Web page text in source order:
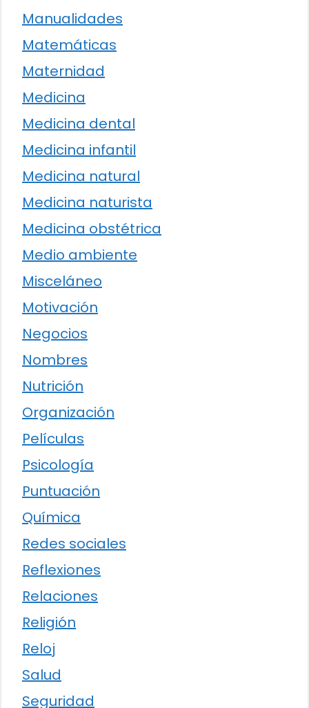
Manualidades
Matemáticas
Maternidad
Medicina
Medicina dental
Medicina infantil
Medicina natural
Medicina naturista
Medicina obstétrica
Medio ambiente
Misceláneo
Motivación
Negocios
Nombres
Nutrición
Organización
Películas
Psicología
Puntuación
Química
Redes sociales
Reflexiones
Relaciones
Religión
Reloj
Salud
Seguridad